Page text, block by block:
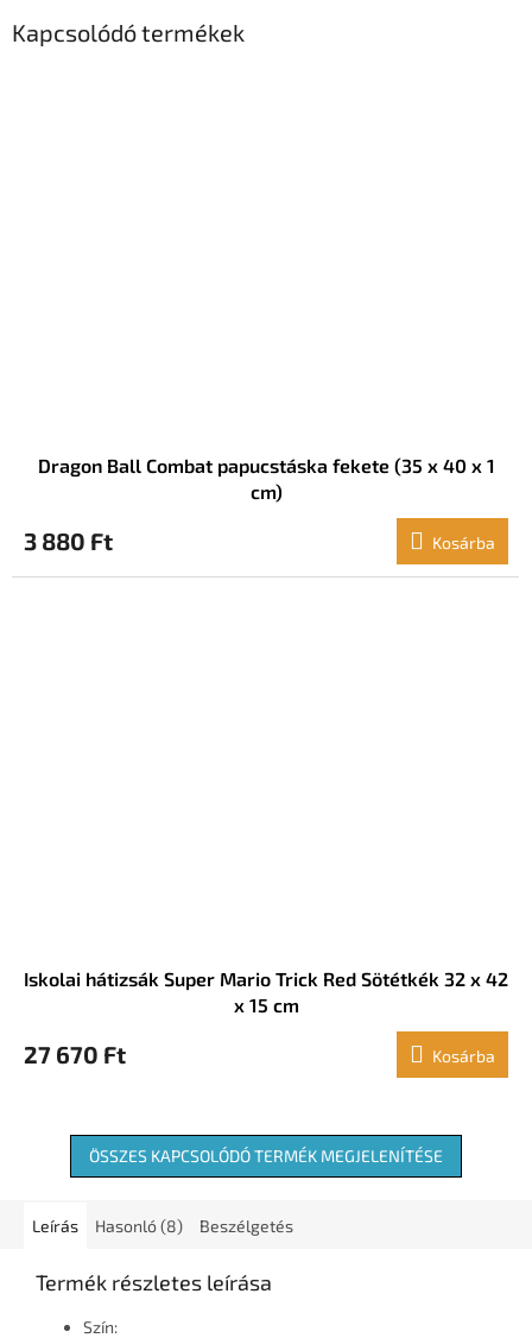
Kapcsolódó termékek
Dragon Ball Combat papucstáska fekete (35 x 40 x 1
cm)
3 880 Ft Kosárba
Iskolai hátizsák Super Mario Trick Red Sötétkék 32 x 42
x 15 cm
27 670 Ft Kosárba
ÖSSZES KAPCSOLÓDÓ TERMÉK MEGJELENÍTÉSE
Leírás Hasonló (8) Beszélgetés
Termék részletes leírása
Szín: